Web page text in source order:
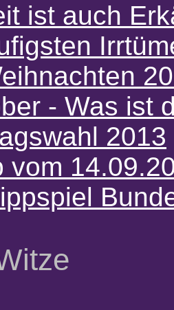
ist auch
- Was ist
2013
vom